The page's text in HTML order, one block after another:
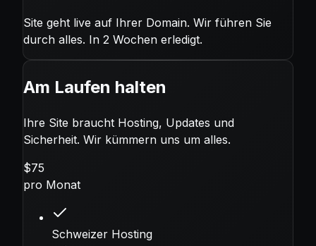
Site geht live auf Ihrer Domain. Wir führen Sie
durch alles. In 2 Wochen erledigt.
Am Laufen halten
Ihre Site braucht Hosting, Updates und
Sicherheit. Wir kümmern uns um alles.
$75
pro Monat
Schweizer Hosting